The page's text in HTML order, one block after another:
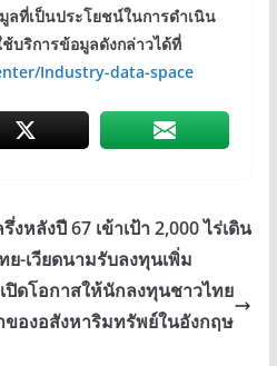
ลที่เป็นประโยชน์ในการดำเนิน
บริการข้อมูลดังกล่าวได้ที่
Industry-data-space
หลังปี 67 เข้าเป้า 2,000 ไร่เดิน
-เวียดนามรับลงทุนเพิ่ม
ปิดโอกาสให้นักลงทุนชาวไทย
ของอสังหาริมทรัพย์ในอังกฤษ